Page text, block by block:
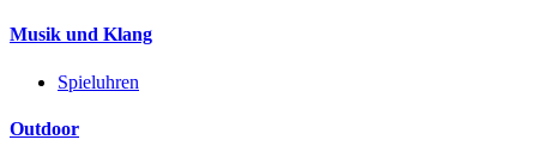
Musik und Klang
Spieluhren
Outdoor